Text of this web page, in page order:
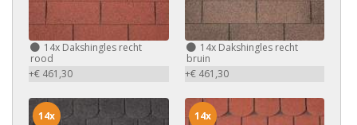
14x Dakshingles recht
rood
+€ 461,30
14xDakshingles recht
bruin
+€ 461,30
14x 14x